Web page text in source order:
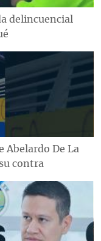
delincuencial
Abelardo De La
contra